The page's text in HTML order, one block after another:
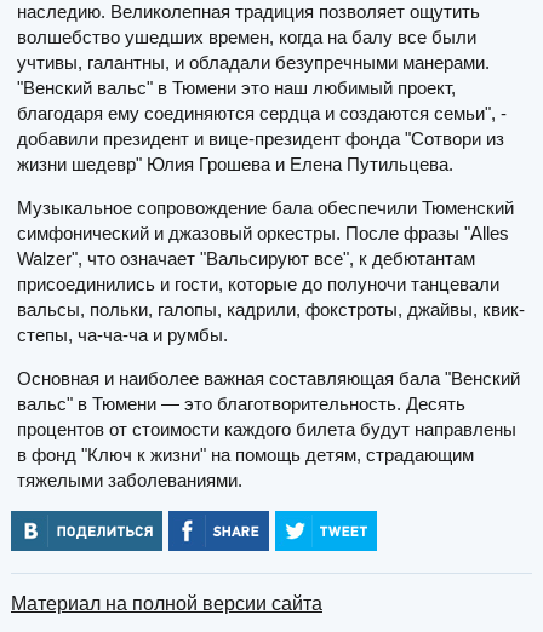
наследию. Великолепная традиция позволяет ощутить
волшебство ушедших времен, когда на балу все были
учтивы, галантны, и обладали безупречными манерами.
"Венский вальс" в Тюмени это наш любимый проект,
благодаря ему соединяются сердца и создаются семьи", -
добавили президент и вице-президент фонда "Сотвори из
жизни шедевр" Юлия Грошева и Елена Путильцева.
Музыкальное сопровождение бала обеспечили Тюменский
симфонический и джазовый оркестры. После фразы "Alles
Walzer", что означает "Вальсируют все", к дебютантам
присоединились и гости, которые до полуночи танцевали
вальсы, польки, галопы, кадрили, фокстроты, джайвы, квик-
степы, ча-ча-ча и румбы.
Основная и наиболее важная составляющая бала "Венский
вальс" в Тюмени — это благотворительность. Десять
процентов от стоимости каждого билета будут направлены
в фонд "Ключ к жизни" на помощь детям, страдающим
тяжелыми заболеваниями.
Материал на полной версии сайта